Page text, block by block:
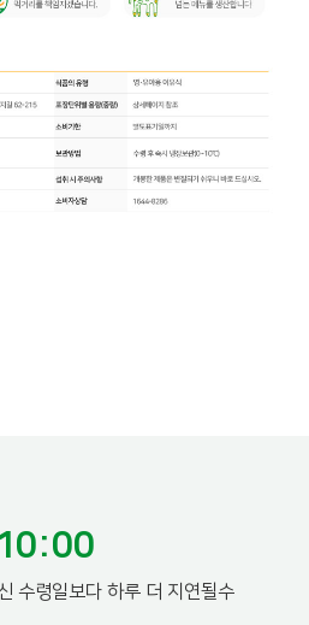
수령일보다 하루 더 지연될수